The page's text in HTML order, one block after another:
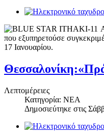
που εξυπηρετούσε
17 Ιανουαρίου.
Λεπτομέρειες
Κατηγορία: ΝΕΑ
Δημοσιεύτηκε στις